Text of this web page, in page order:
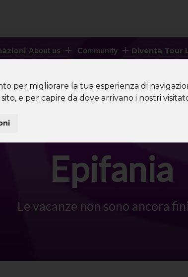
per migliorare la tua esperienza di
e per capire da dove arrivano i nostri
About us Community Diventa Tour
Epifania
Le vacanze non sono ancora